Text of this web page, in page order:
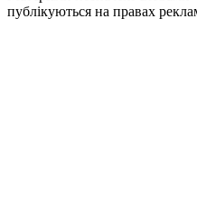
публікуються на правах